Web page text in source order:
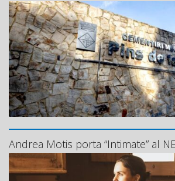
Andrea Motis porta “Intimate” al